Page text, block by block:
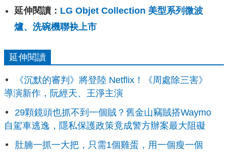
延伸閱讀： LG Objet Collection 美型系列微波
爐、洗碗機聯袂上市
延伸閱讀
《沉默的審判》將登陸 Netflix！《周處除三害》
導演新作，阮經天、王淨主演
29顆鏡頭也抓不到一個賊？舊金山竊賊搭Waymo
自駕車逃逸，隱私保護政策竟成警方辦案最大阻礙
肚腩一抓一大把，只需1個雞蛋，用一個瘦一個